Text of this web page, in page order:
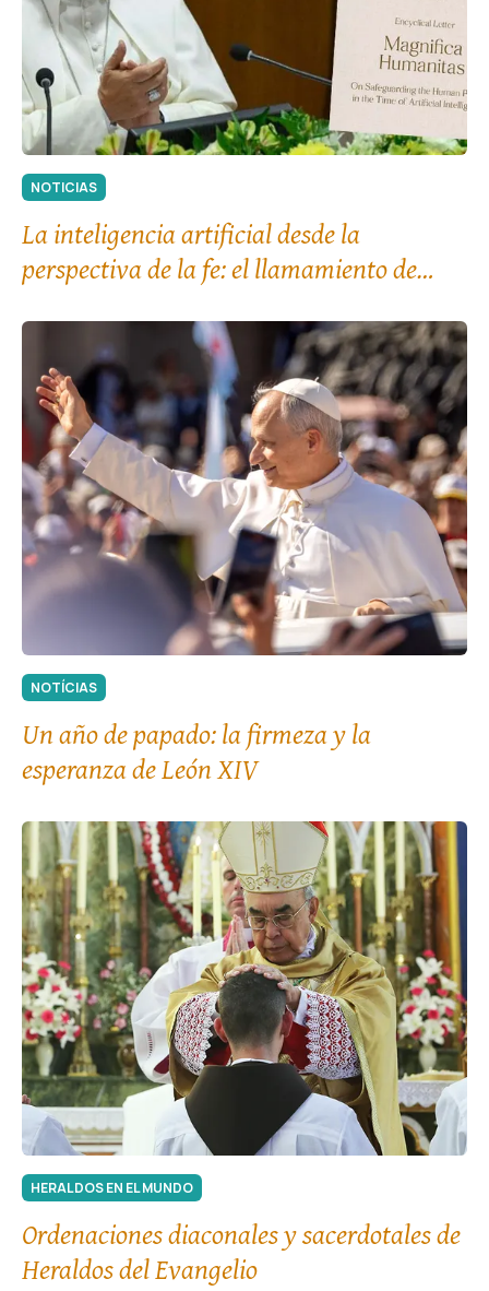
NOTICIAS
La inteligencia artificial desde la
perspectiva de la fe: el llamamiento de
NOTÍCIAS
Un año de papado: la firmeza y la
esperanza de León XIV
HERALDOS EN EL MUNDO
Ordenaciones diaconales y sacerdotales de
Heraldos del Evangelio